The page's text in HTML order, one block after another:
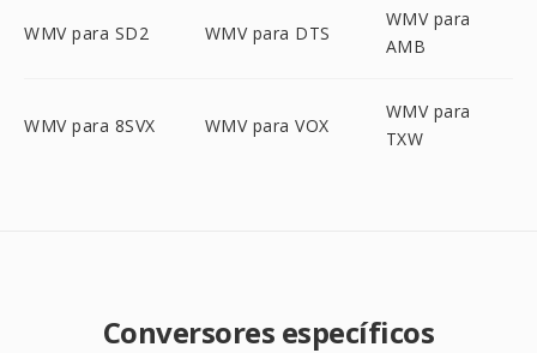
WMV para SD2 WMV para DTS
WMV para
AMB
WMV para 8SVX WMV para VOX
WMV para
TXW
Conversores específicos